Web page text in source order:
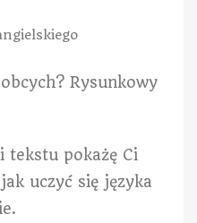
Rysunkowy
tekstu pokażę Ci
uczyć się języka